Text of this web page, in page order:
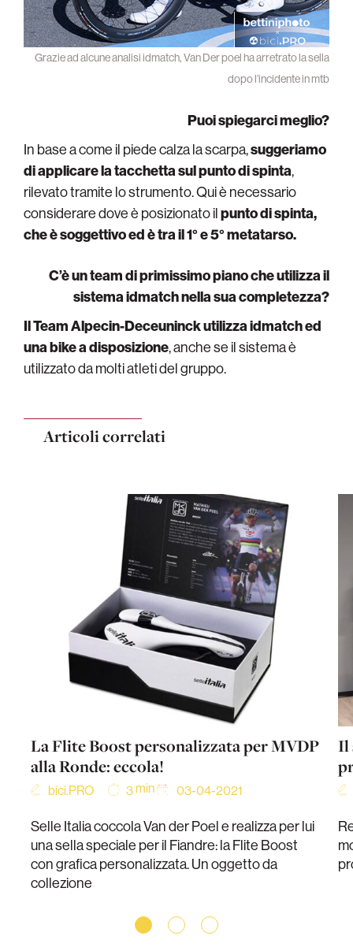
Grazie ad alcune analisi idmatch, Van Der poel ha arretrato la sella
dopo l’incidente in mtb
Puoi spiegarci meglio?
In base a come il piede calza la scarpa,suggeriamo
di applicare la tacchetta sulpunto di spinta,
rilevato tramite lo strumento. Qui è necessario
considerare dove è posizionato ilpunto di spinta,
che è soggettivo ed è tra il 1° e 5° metatarso.
C’è un team di primissimo piano che utilizza il
sistema idmatch nella sua completezza?
Il Team Alpecin-Deceuninck utilizza idmatch ed
una bike a disposizione, anche se il sistema è
utilizzato da molti atleti del gruppo.
Articoli correlati
La Flite Boost personalizzata per MVDP
alla Ronde: eccola!
bici.PRO 3 min 03-04-2021
Selle Italia coccola Van der Poel e realizza per lui
una sella speciale per il Fiandre: la Flite Boost
con grafica personalizzata. Un oggetto da
collezione
Il